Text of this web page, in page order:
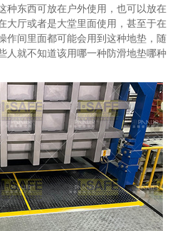
东西可放在户外使用，也可以放在
大厅或者是大堂里面使用，甚至于在
作间里面都可能会用到这种地垫，随
人就不知道该用哪一种防滑地垫哪种